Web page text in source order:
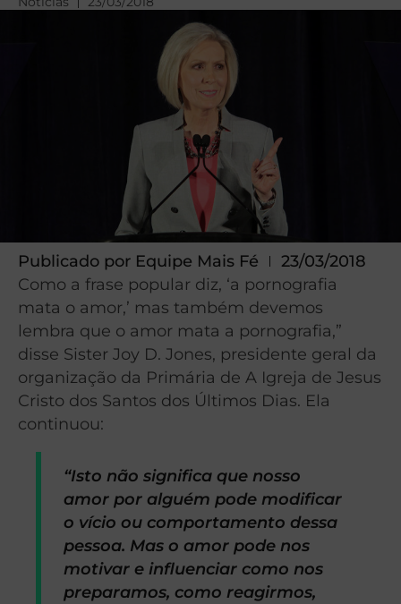
Publicado por Equipe Mais Fé
23/03/2018
Como a frase popular diz, ‘a pornografia
mata o amor,’ mas também devemos
lembra que o amor mata a pornografia,”
disse Sister Joy D. Jones, presidente geral da
organização da Primária de A Igreja de Jesus
Cristo dos Santos dos Últimos Dias. Ela
continuou:
“Isto não significa que nosso
amor por alguém pode modificar
o vício ou comportamento dessa
pessoa. Mas o amor pode nos
motivar e influenciar como nos
preparamos, como reagirmos,